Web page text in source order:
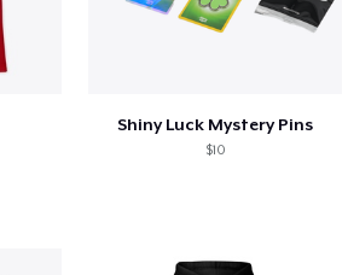
Shiny Luck Mystery Pins
$10